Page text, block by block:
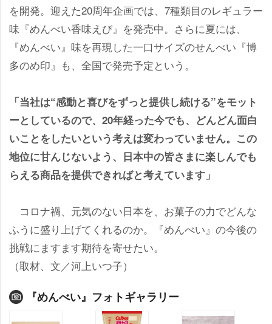
を開発。迎えた20周年企画では、7種類目のレギュラー
味『めんべい香味えび』を発売中。さらに夏には、
『めんべい』味を再現した一口サイズのせんべい『博
多のめ印』も、全国で発売予定という。
「当社は“感動と喜びをずっと提供し続ける”をモット
ーとしているので、20年経った今でも、どんどん面白
いことをしたいという考えは変わっていません。この
地位に甘んじないよう、日本中の皆さまに楽しんでも
らえる商品を提供できればと考えています」
コロナ禍、元気のない日本を、お菓子の力でどんな
ふうに盛り上げてくれるのか。『めんべい』の今後の
挑戦にますます期待を寄せたい。
（取材、文／河上いつ子）
『めんべい』フォトギャラリー